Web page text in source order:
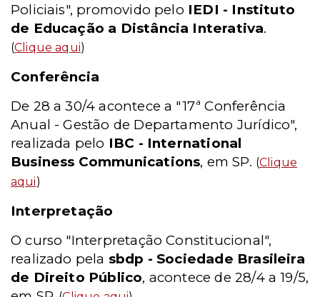
Policiais", promovido pelo IEDI - Instituto
de Educação a Distância Interativa.
(Clique aqui)
Conferência
De 28 a 30/4 acontece a "17ª Conferência
Anual - Gestão de Departamento Jurídico",
realizada pelo IBC - International
Business Communications, em SP. (Clique
aqui)
Interpretação
O curso "Interpretação Constitucional",
realizado pela sbdp - Sociedade Brasileira
de Direito Público, acontece de 28/4 a 19/5,